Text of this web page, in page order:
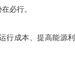
必行。
行成本、提高能源利